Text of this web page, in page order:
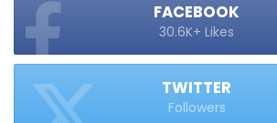
FACEBOOK
30.6K+ Likes
TWITTER
Followers